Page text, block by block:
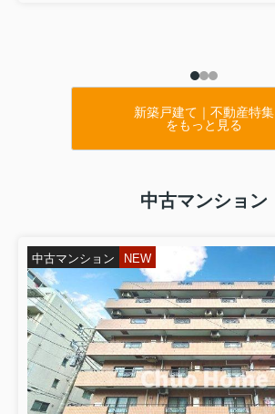
新築戸建て｜不動産特集
をもっと見る
中古マンション
中古マンション NEW